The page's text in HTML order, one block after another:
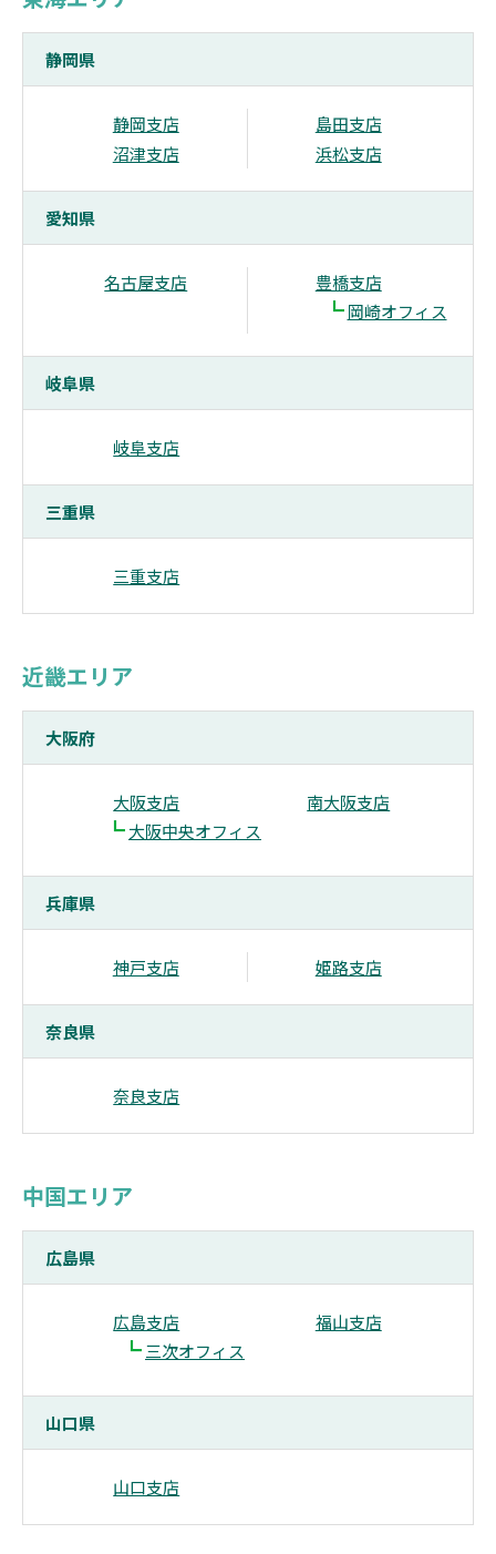
静岡県
静岡支店
島田支店
沼津支店
浜松支店
愛知県
名古屋支店 豊橋支店
┗ 岡崎オフィス
岐阜県
岐阜支店
三重県
三重支店
近畿エリア
大阪府
大阪支店
┗大阪中央オフィス
南大阪支店
兵庫県
神戸支店 姫路支店
奈良県
奈良支店
中国エリア
広島県
広島支店
┗三次オフィス
福山支店
山口県
山口支店